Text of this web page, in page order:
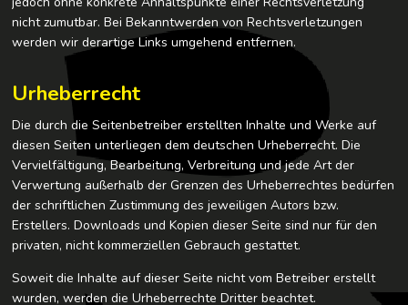
nicht zumutbar. Bei Bekanntwerden von Rechtsverletzungen
werden wir derartige Links umgehend entfernen.
Urheberrecht
Die durch die Seitenbetreiber erstellten Inhalte und Werke auf
diesen Seiten unterliegen dem deutschen Urheberrecht. Die
Vervielfältigung, Bearbeitung, Verbreitung und jede Art der
Verwertung außerhalb der Grenzen des Urheberrechtes bedürfen
der schriftlichen Zustimmung des jeweiligen Autors bzw.
Erstellers. Downloads und Kopien dieser Seite sind nur für den
privaten, nicht kommerziellen Gebrauch gestattet.
Soweit die Inhalte auf dieser Seite nicht vom Betreiber erstellt
wurden, werden die Urheberrechte Dritter beachtet.